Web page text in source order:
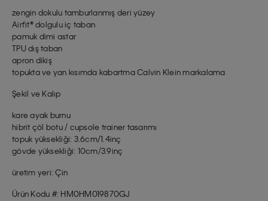
zengin dokulu tamburlanmış deri yüzey
Airfit® dolgulu iç taban
pamuk dimi astar
TPU dış taban
apron dikiş
topukta ve yan kısımda kabartma Calvin Klein markalama
Şekil ve Kalıp
kare ayak burnu
hibrit çöl botu / cupsole trainer tasarımı
topuk yüksekliği: 3.6cm/1.4inç
gövde yüksekliği: 10cm/3.9inç
üretim yeri: Çin
Ürün Kodu #: HM0HM019870GJ